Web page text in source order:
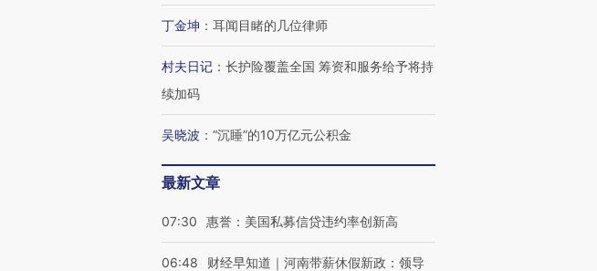
丁金坤 ： 耳闻目睹的几位律师
村夫日记 ： 长护险覆盖全国 筹资和服务给予将持
续加码
吴晓波 ： “沉睡”的10万亿元公积金
最新文章
07:30 惠誉：美国私募信贷违约率创新高
06:48
财经早知道｜河南带薪休假新政：领导